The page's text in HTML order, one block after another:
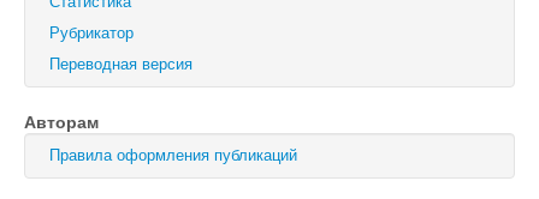
Поиск
Рубрикатор
Переводная версия
Авторам
Правила оформления публикаций